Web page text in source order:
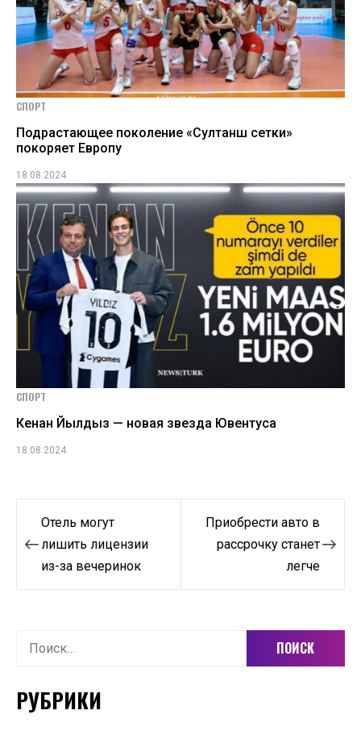
СПОРТ
Подрастающее поколение «Султанш сетки»
покоряет Европу
18.08.2024
СПОРТ
Кенан Йылдыз — новая звезда Ювентуса
18.08.2024
Навигация
по
Отель могут
лишить лицензии
из-за вечеринок
Приобрести авто в
рассрочку станет
легче
Найти:
РУБРИКИ